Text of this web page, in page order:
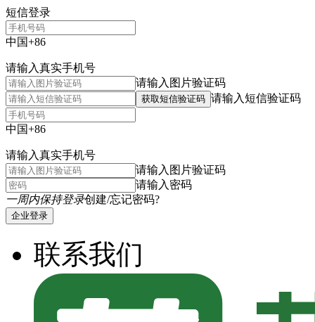
短信登录
中国+86
请输入真实手机号
请输入图片验证码
获取短信验证码 请输入短信验证码
中国+86
请输入真实手机号
请输入图片验证码
请输入密码
一周内保持登录创建/忘记密码?
企业登录
联系我们